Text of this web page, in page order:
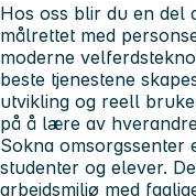
Hos oss blir du en del
målrettet med
moderne
beste tjenestene
utvikling og reell
på å lære av
Sokna
studenter og elever.
arbeidsmiljø med